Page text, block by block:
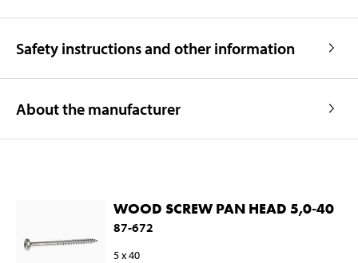
Safety instructions and other information
About the manufacturer
WOOD SCREW PAN HEAD 5,0-40
87-672
5 x 40